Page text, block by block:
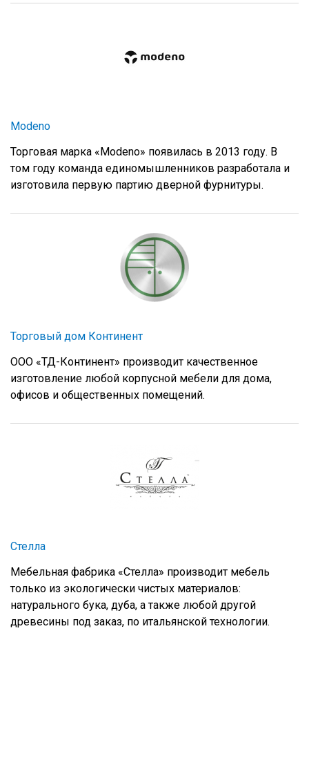
Мodeno
Торговая марка «Modeno» появилась в 2013 году. В
том году команда единомышленников разработала и
изготовила первую партию дверной фурнитуры.
Торговый дом Континент
ООО «ТД-Континент» производит качественное
изготовление любой корпусной мебели для дома,
офисов и общественных помещений.
Стелла
Мебельная фабрика «Стелла» производит мебель
только из экологически чистых материалов:
натурального бука, дуба, а также любой другой
древесины под заказ, по итальянской технологии.